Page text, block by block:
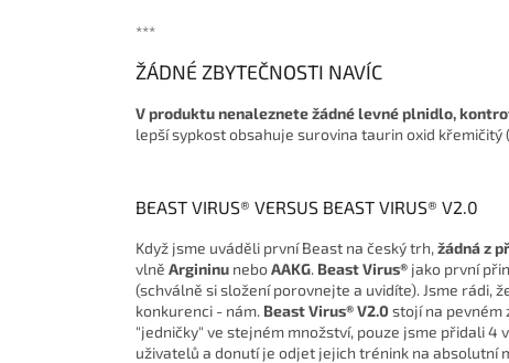
***
ŽÁDNÉ ZBYTEČNOSTI NAVÍC
V produktu nenaleznete žádné levné plnidlo,
lepší sypkost obsahuje surovina taurin oxid
BEAST VIRUS® VERSUS BEAST VIRUS® V2.0
Když jsme uváděli první Beast na český trh, žádná z
vlně Argininu neboAAKG. Beast Virus® jako první
(schválně si složení porovnejte a uvidíte). Jsme rádi,
konkurenci - nám. Beast Virus® V2.0 stojí na pevném
"jedničky" ve stejném množství, pouze jsme přidali
uživatelů a donutí je odjet jejich trénink na absolutní